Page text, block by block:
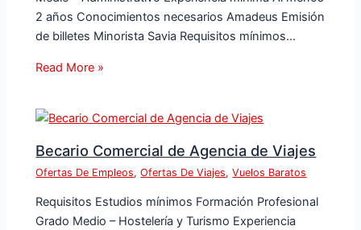
2 años Conocimientos necesarios Amadeus Emisión
de billetes Minorista Savia Requisitos mínimos…
Read More »
Becario Comercial de Agencia de Viajes
Ofertas De Empleos,Ofertas De Viajes,Vuelos Baratos
Requisitos Estudios mínimos Formación Profesional
Grado Medio – Hostelería y Turismo Experiencia